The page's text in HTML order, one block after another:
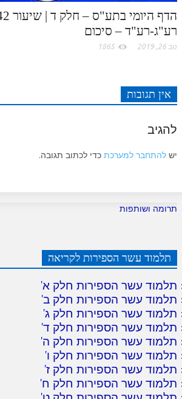
רע"ג-רע"ד – סיכום
נוב 26, 2019 1865
אין תגובות
להגיב
יש להתחבר למערכת כדי לכתוב תגובה.
תרומה ושותפות
תלמוד עשר הספירות לקריאה
תלמוד עשר הספירות חלק א'
תלמוד עשר הספירות חלק ב'
תלמוד עשר הספירות חלק ג'
תלמוד עשר הספירות חלק ד'
תלמוד עשר הספירות חלק ה'
תלמוד עשר הספירות חלק ו'
תלמוד עשר הספירות חלק ז'
תלמוד עשר הספירות חלק ח'